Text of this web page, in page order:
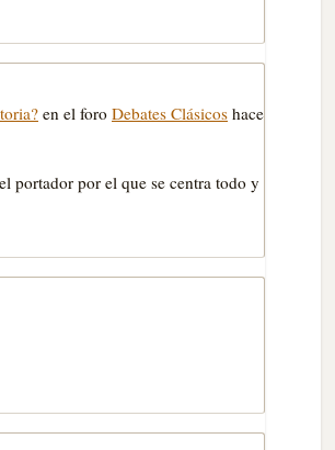
en el foro Debates Clásicos hace
portador por el que se centra todo y